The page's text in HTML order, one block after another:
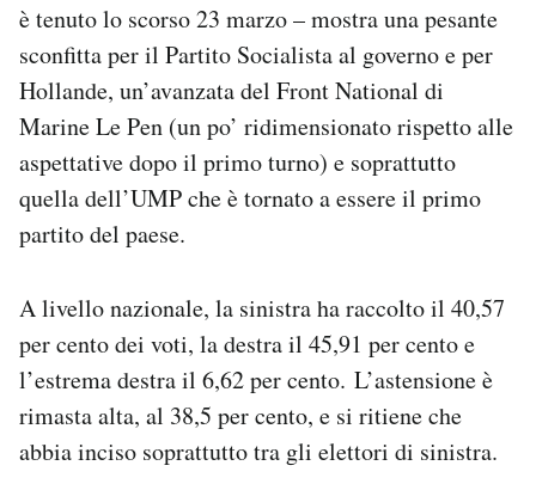
Notifiche mobile
Regala il Post
è tenuto lo scorso 23 marzo – mostra una pesante
sconfitta per il Partito Socialista al governo e per
Hollande, un’avanzata del Front National di
Marine Le Pen (un po’ ridimensionato rispetto alle
aspettative dopo il primo turno) e soprattutto
quella dell’UMP che è tornato a essere il primo
partito del paese.
A livello nazionale, la sinistra ha raccolto il 40,57
per cento dei voti, la destra il 45,91 per cento e
l’estrema destra il 6,62 per cento. L’astensione è
rimasta alta, al 38,5 per cento, e si ritiene che
abbia inciso soprattutto tra gli elettori di sinistra.